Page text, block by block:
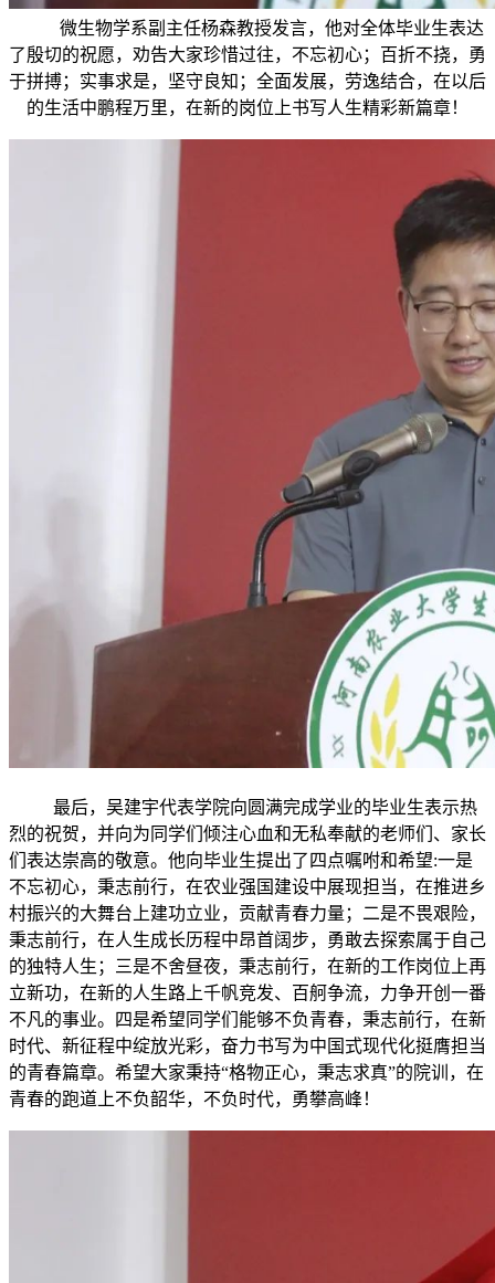
微生物学系副主任杨森教授发言，他对全体毕业生表达
了殷切的祝愿，劝告大家珍惜过往，不忘初心；百折不挠，勇
于拼搏；实事求是，坚守良知；全面发展，劳逸结合，在以后
的生活中鹏程万里，在新的岗位上书写人生精彩新篇章！
最后，吴建宇代表学院向圆满完成学业的毕业生表示热
烈的祝贺，并向为同学们倾注心血和无私奉献的老师们、家长
们表达崇高的敬意。他向毕业生提出了四点嘱咐和希望:一是
不忘初心，秉志前行，在农业强国建设中展现担当，在推进乡
村振兴的大舞台上建功立业，贡献青春力量；二是不畏艰险，
秉志前行，在人生成长历程中昂首阔步，勇敢去探索属于自己
的独特人生；三是不舍昼夜，秉志前行，在新的工作岗位上再
立新功，在新的人生路上千帆竞发、百舸争流，力争开创一番
不凡的事业。四是希望同学们能够不负青春，秉志前行，在新
时代、新征程中绽放光彩，奋力书写为中国式现代化挺膺担当
的青春篇章。希望大家秉持“格物正心，秉志求真”的院训，在
青春的跑道上不负韶华，不负时代，勇攀高峰！